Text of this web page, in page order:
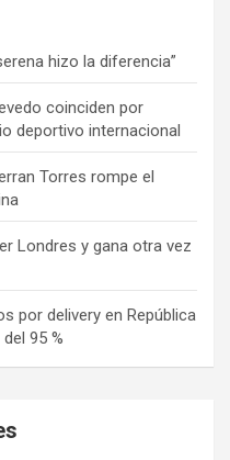
hizo la diferencia”
coinciden por
deportivo internacional
Torres rompe el
Londres y gana otra vez
por delivery en República
95 %